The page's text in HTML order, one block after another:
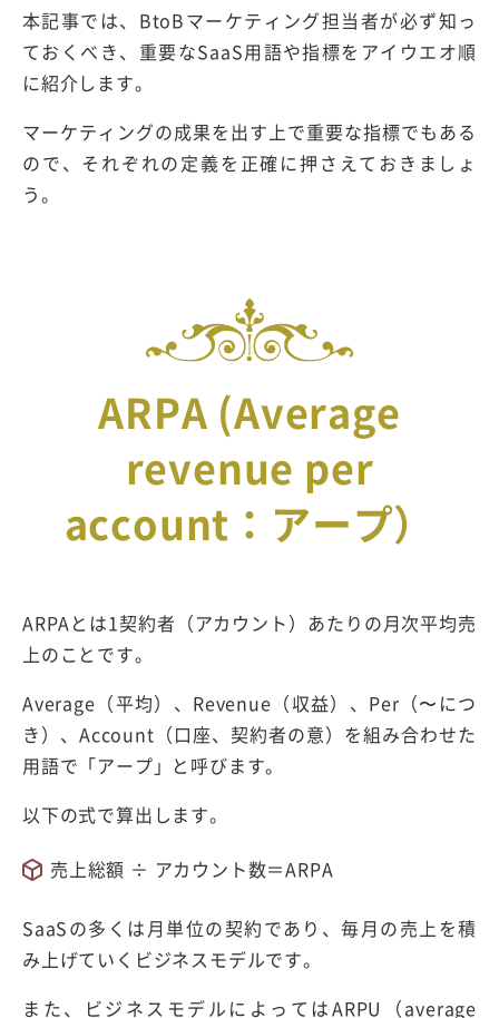
本記事では、BtoBマーケティング担当者が必ず知っ
ておくべき、重要なSaaS用語や指標をアイウエオ順
に紹介します。
マーケティングの成果を出す上で重要な指標でもある
ので、それぞれの定義を正確に押さえておきましょ
う。
ARPA (Average
revenue per
account：アープ）
ARPAとは1契約者（アカウント）あたりの月次平均売
上のことです。
Average（平均）、Revenue（収益）、Per（〜につ
き）、Account（口座、契約者の意）を組み合わせた
用語で「アープ」と呼びます。
以下の式で算出します。
売上総額 ÷ アカウント数＝ARPA
SaaSの多くは月単位の契約であり、毎月の売上を積
み上げていくビジネスモデルです。
また、ビジネスモデルによってはARPU（average